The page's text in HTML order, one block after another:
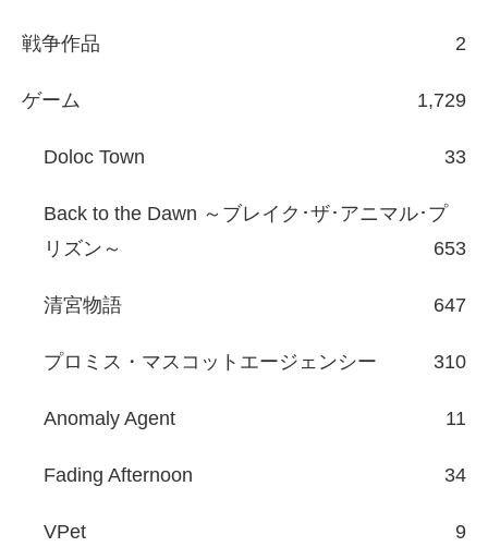
戦争作品 2
ゲーム 1,729
Doloc Town 33
Back to the Dawn ～ブレイク･ザ･アニマル･プ
リズン～
653
清宮物語 647
プロミス・マスコットエージェンシー 310
Anomaly Agent 11
Fading Afternoon 34
VPet 9